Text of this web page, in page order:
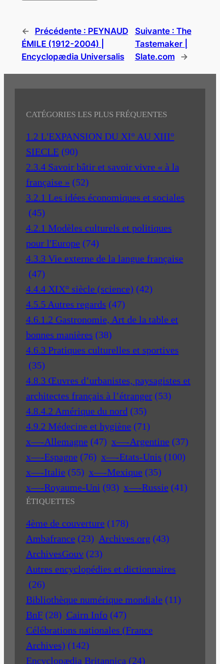
← Précédente : PEYNAUD
ÉMILE (1912-2004) |
Encyclopædia Universalis
Suivante : The
Tastemaker |
Slate.com
→
CATÉGORIES LES PLUS FRÉQUENTES
1.2 L'EXPANSION DU XI° AU XIII°
SIECLE (90)
2.3.4 Savoir bâtir et savoir vivre « à la
française » (52)
3.2.1 Les idées économiques et sociales
(45)
4.2.1 Modèles culturels et politiques
pour l'Europe (74)
4.3.3 Vie externe de la langue française
(47)
4.4.4 XIX° siècle (science) (42)
4.5.5 Autres regards (47)
4.6.1.2 Gastronomie, Art de la table et
bonnes manières (38)
4.6.3 Pratiques culturelles et sportives
(35)
4.8.3 Œuvres d’urbanistes, paysagistes et
architectes français à l’étranger (53)
4.8.4.2 Amérique du nord (35)
4.9.2 Médecine et hygiène (71)
x—-Allemagne (47) x—-Argentine (37)
x—-Espagne (76) x—-Etats-Unis (100)
x—-Italie (55) x—-Mexique (35)
x—-Royaume-Uni (93) x—-Russie (41)
ÉTIQUETTES
4ème de couverture (178)
Ambafrance (23) Archives.org (43)
ArchivesGouv (23)
Autres encyclopédies et dictionnaires
(26)
Bibliothèque numérique mondiale (11)
BnF (28) Cairn Info (47)
Célébrations nationales (France
Archives) (142)
Encyclopædia Britannica (24)